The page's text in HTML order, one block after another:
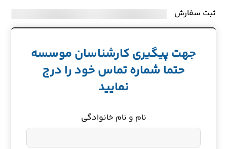
ثبت سفارش
جهت پیگیری کارشناسان موسسه
حتما شماره تماس خود را درج
نمایید
نام و نام خانوادگی